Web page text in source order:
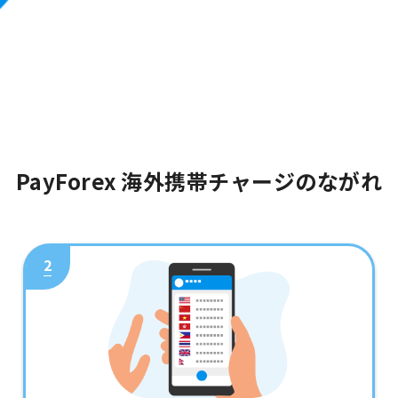
PayForex 海外携帯チャージのながれ
2